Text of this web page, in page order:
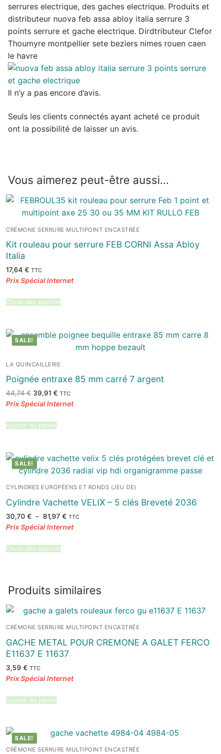
serrures electrique, des gaches electrique. Produits et
distributeur nuova feb assa abloy italia serrure 3
points serrure et gache electrique. Dirdtributeur Clefor
Thoumyre montpellier sete beziers nimes rouen caen
le havre
Il n’y a pas encore d’avis.
Seuls les clients connectés ayant acheté ce produit
ont la possibilité de laisser un avis.
Vous aimerez peut-être aussi…
CRÉMONE SERRURE MULTIPOINT ENCASTRÉE
Kit rouleau pour serrure FEB CORNI Assa Abloy
Italia
17,64 € TTC
Choix des options
SALE!
LA QUINCAILLERIE
Poignée entraxe 85 mm carré 7 argent
44,74€ Le
prix
initial
39,91 €Le
actuel
TTC
Ajouter au panier
SALE!
CYLINDRES EUROPÉENS ET RONDS (JEU DE)
Cylindre Vachette VELIX – 5 clés Breveté 2036
30,70 € – 81,97 €Plage
prix :
TTC
Choix des options
Produits similaires
CRÉMONE SERRURE MULTIPOINT ENCASTRÉE
GACHE METAL POUR CREMONE A GALET FERCO
E11637 E 11637
3,59 € TTC
Ajouter au panier
SALE!
CRÉMONE SERRURE MULTIPOINT ENCASTRÉE